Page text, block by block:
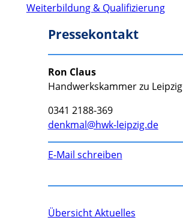
Weiterbildung & Qualifizierung
Pressekontakt
Ron Claus
Handwerkskammer zu Leipzig
0341 2188-369
denkmal@hwk-leipzig.de
E-Mail schreiben
Übersicht Aktuelles